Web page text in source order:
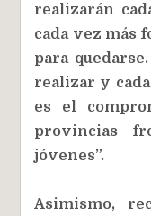
realizarán
cada vez más
para
realizar y
es el
provincias
jóvenes”.
Asimismo,